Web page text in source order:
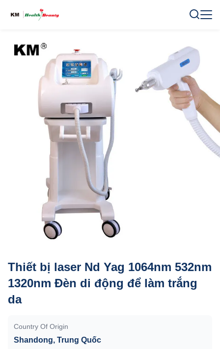
Thiết bị laser Nd Yag 1064nm 532nm
1320nm Đèn di động để làm trắng
da
Country Of Origin
Shandong, Trung Quốc